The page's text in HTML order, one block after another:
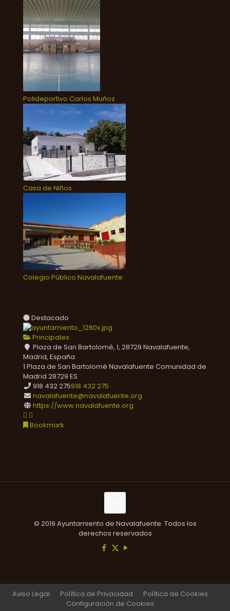
Polideportivo Carlos Muñoz
Casa de Niños
Colegio Público Navalafuente
Destacado
Principales
Plaza de San Bartolomé, 1, 28729 Navalafuente,
Madrid, España
1 Plaza de San Bartolomé Navalafuente Comunidad de
Madrid 28729 ES
918 432 275918 432 275
navalafuente@navalafuente.org
https://www.navalafuente.org
Bookmark
© 2019 Ayuntamiento de Navalafuente. Todos los
derechos reservados
Aviso Legal Política de Privacidad
Política de Cookies
Configuración de Cookies